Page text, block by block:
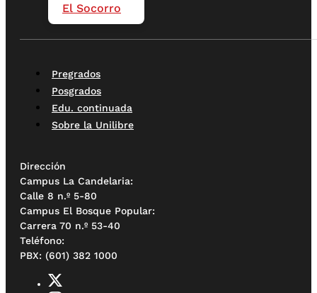
El Socorro
Pregrados
Posgrados
Edu. continuada
Sobre la Unilibre
Dirección
Campus La Candelaria:
Calle 8 n.º 5-80
Campus El Bosque Popular:
Carrera 70 n.º 53-40
Teléfono:
PBX: (601) 382 1000